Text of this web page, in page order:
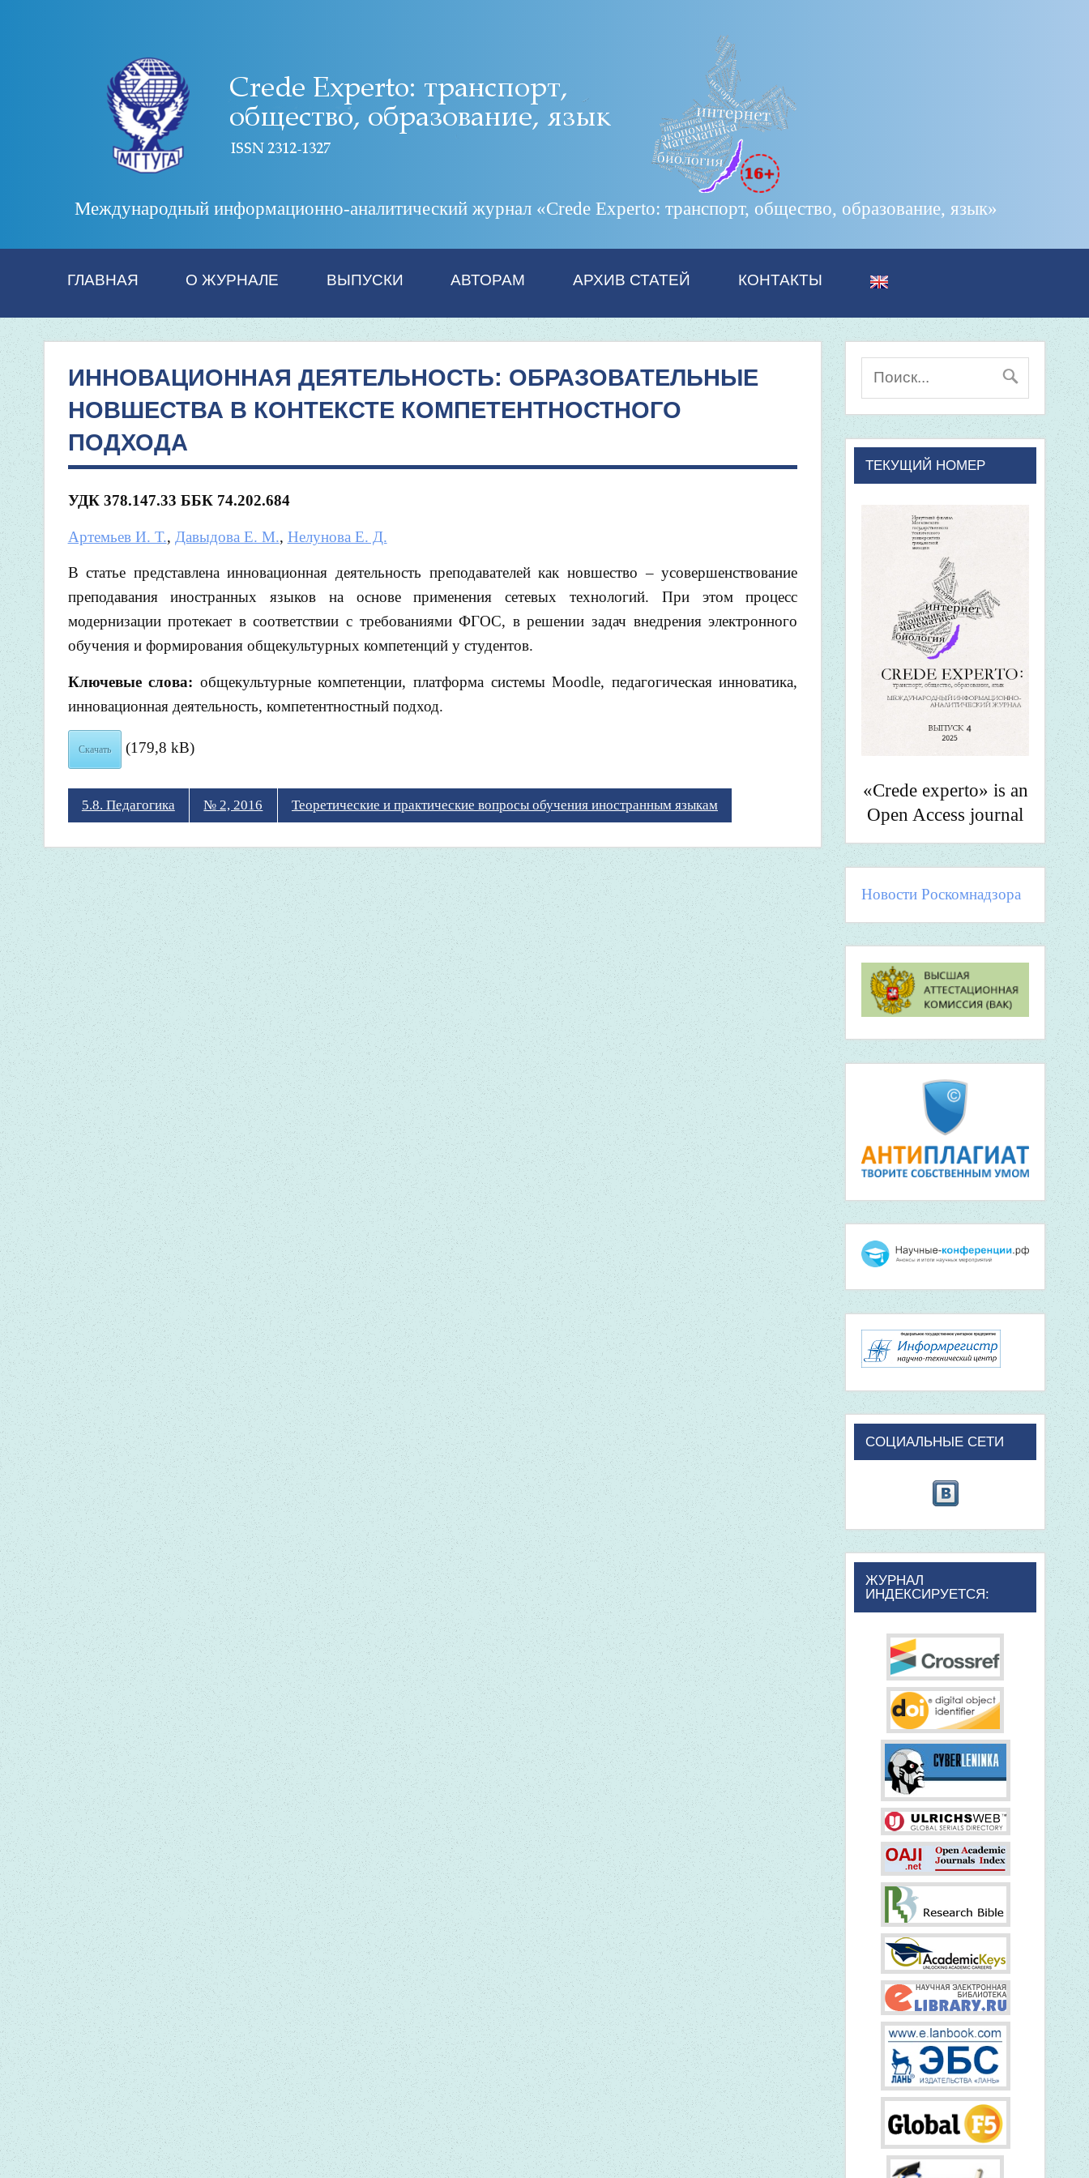
Международный информационно-аналитический журнал «Crede Experto: транспорт, общество, образование, язык»
ГЛАВНАЯ О ЖУРНАЛЕ ВЫПУСКИ АВТОРАМ АРХИВ СТАТЕЙ КОНТАКТЫ
ИННОВАЦИОННАЯ ДЕЯТЕЛЬНОСТЬ: ОБРАЗОВАТЕЛЬНЫЕ
НОВШЕСТВА В КОНТЕКСТЕ КОМПЕТЕНТНОСТНОГО
ПОДХОДА
УДК 378.147.33 ББК 74.202.684
Артемьев И. Т., Давыдова Е. М., Нелунова Е. Д.
В статье представлена инновационная деятельность преподавателей как новшество – усовершенствование
преподавания иностранных языков на основе применения сетевых технологий. При этом процесс
модернизации протекает в соответствии с требованиями ФГОС, в решении задач внедрения электронного
обучения и формирования общекультурных компетенций у студентов.
Ключевые слова: общекультурные компетенции, платформа системы Мооdle, педагогическая инноватика,
инновационная деятельность, компетентностный подход.
Скачать (179,8 kB)
5.8. Педагогика № 2, 2016 Теоретические и практические вопросы обучения иностранным языкам
ТЕКУЩИЙ НОМЕР
«Crede experto» is an
Open Access journal
Новости Роскомнадзора
СОЦИАЛЬНЫЕ СЕТИ
ЖУРНАЛ
ИНДЕКСИРУЕТСЯ: